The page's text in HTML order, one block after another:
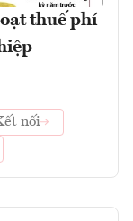
thuế phí
nối